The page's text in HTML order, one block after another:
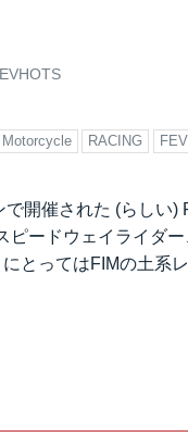
Motorcycle RACING
開催された (らしい
ピードウェイライダ
とってはFIMの土系